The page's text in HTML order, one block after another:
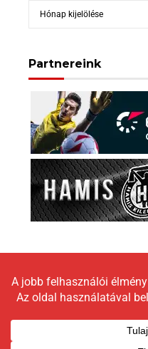
Archívum
Partnereink
Copyright ©